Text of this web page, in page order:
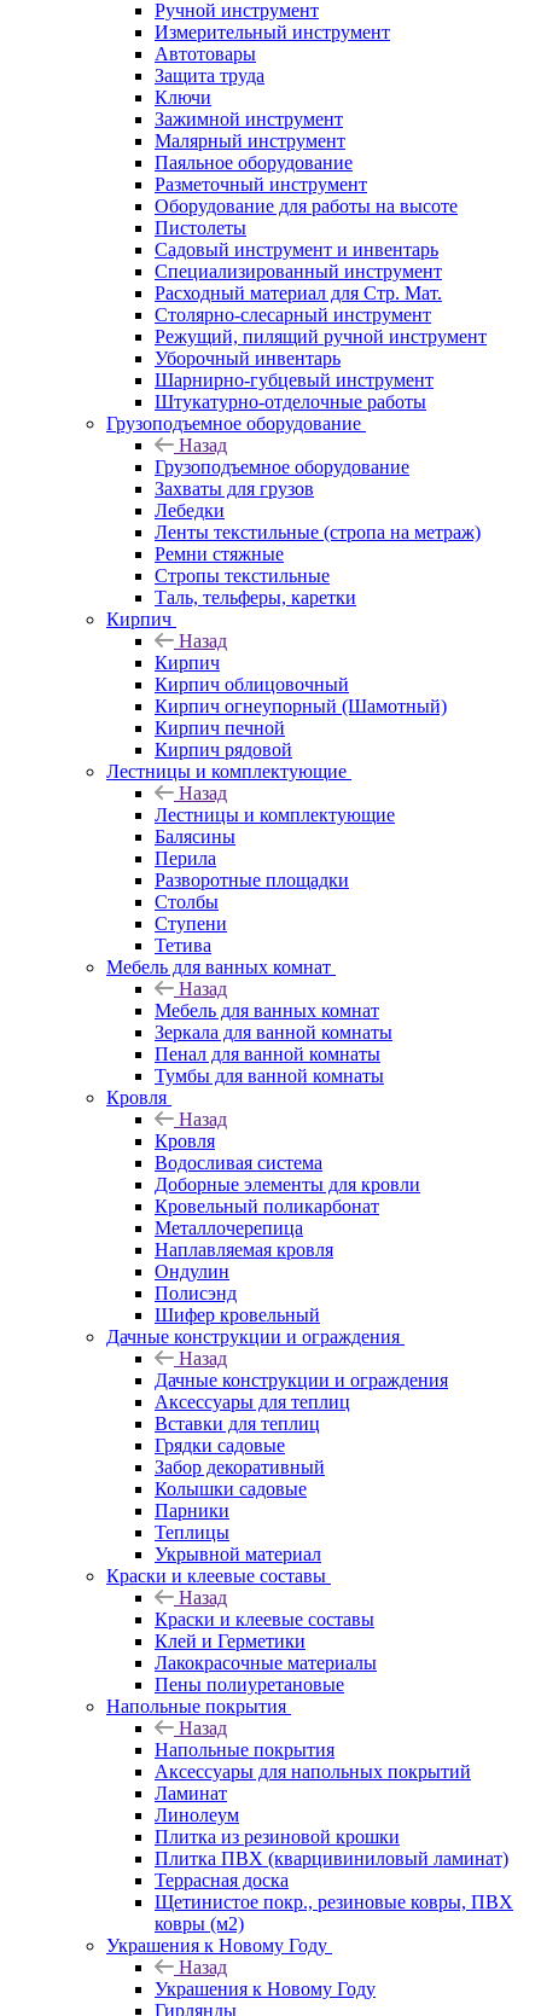
Ручной инструмент
Измерительный инструмент
Автотовары
Защита труда
Ключи
Зажимной инструмент
Малярный инструмент
Паяльное оборудование
Разметочный инструмент
Оборудование для работы на высоте
Пистолеты
Садовый инструмент и инвентарь
Специализированный инструмент
Расходный материал для Стр. Мат.
Столярно-слесарный инструмент
Режущий, пилящий ручной инструмент
Уборочный инвентарь
Шарнирно-губцевый инструмент
Штукатурно-отделочные работы
Грузоподъемное оборудование
Назад
Грузоподъемное оборудование
Захваты для грузов
Лебедки
Ленты текстильные (стропа на метраж)
Ремни стяжные
Стропы текстильные
Таль, тельферы, каретки
Кирпич
Назад
Кирпич
Кирпич облицовочный
Кирпич огнеупорный (Шамотный)
Кирпич печной
Кирпич рядовой
Лестницы и комплектующие
Назад
Лестницы и комплектующие
Балясины
Перила
Разворотные площадки
Столбы
Ступени
Тетива
Мебель для ванных комнат
Назад
Мебель для ванных комнат
Зеркала для ванной комнаты
Пенал для ванной комнаты
Тумбы для ванной комнаты
Кровля
Назад
Кровля
Водосливая система
Доборные элементы для кровли
Кровельный поликарбонат
Металлочерепица
Наплавляемая кровля
Ондулин
Полисэнд
Шифер кровельный
Дачные конструкции и ограждения
Назад
Дачные конструкции и ограждения
Аксессуары для теплиц
Вставки для теплиц
Грядки садовые
Забор декоративный
Колышки садовые
Парники
Теплицы
Укрывной материал
Краски и клеевые составы
Назад
Краски и клеевые составы
Клей и Герметики
Лакокрасочные материалы
Пены полиуретановые
Напольные покрытия
Назад
Напольные покрытия
Аксессуары для напольных покрытий
Ламинат
Линолеум
Плитка из резиновой крошки
Плитка ПВХ (кварцивиниловый ламинат)
Террасная доска
Щетинистое покр., резиновые ковры, ПВХ
ковры (м2)
Украшения к Новому Году
Назад
Украшения к Новому Году
Гирлянды